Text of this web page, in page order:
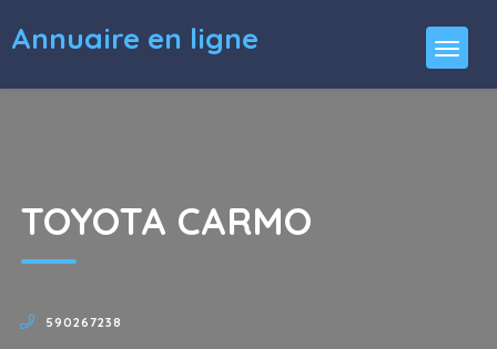
Annuaire en ligne
TOYOTA CARMO
590267238